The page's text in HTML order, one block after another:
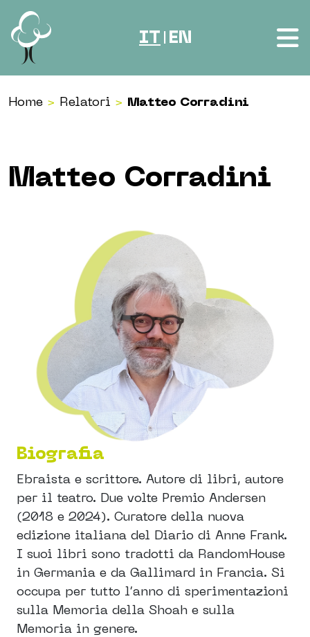
Vai al contenuto
IT EN
Home > Relatori > Matteo Corradini
Matteo Corradini
Biografia
Ebraista e scrittore. Autore di libri, autore
per il teatro. Due volte Premio Andersen
(2018 e 2024). Curatore della nuova
edizione italiana del Diario di Anne Frank.
I suoi libri sono tradotti da RandomHouse
in Germania e da Gallimard in Francia. Si
occupa per tutto l’anno di sperimentazioni
sulla Memoria della Shoah e sulla
Memoria in genere.